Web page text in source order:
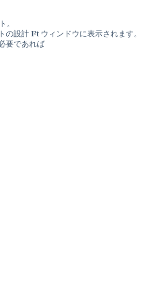
。
の設計 I²t ウィンドウに表示されます。
要であれば